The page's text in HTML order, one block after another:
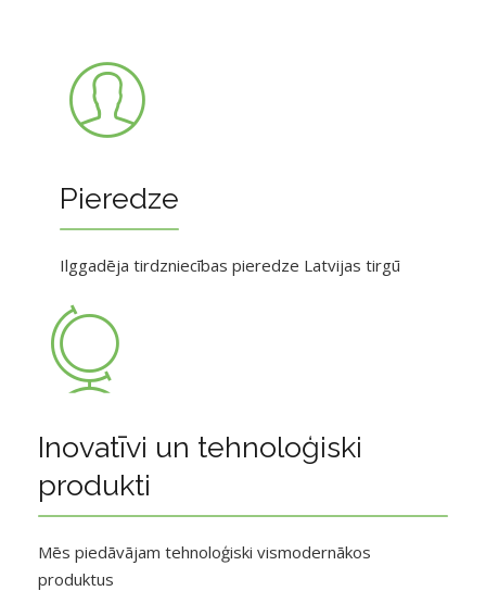
Pieredze
Ilggadēja tirdzniecības pieredze Latvijas tirgū
Inovatīvi un tehnoloģiski
produkti
Mēs piedāvājam tehnoloģiski vismodernākos
produktus